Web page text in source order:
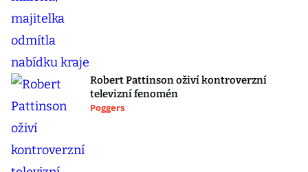
Robert Pattinson oživí kontroverzní
televizní fenomén
Poggers